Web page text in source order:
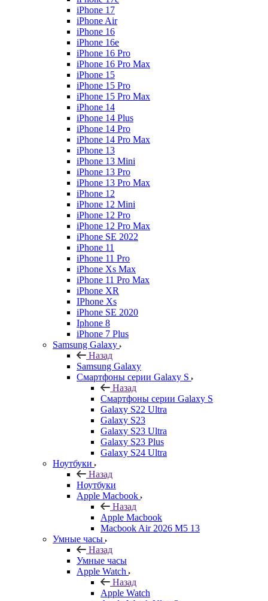
iPhone 17
iPhone Air
iPhone 16
iPhone 16e
iPhone 16 Pro
iPhone 16 Pro Max
iPhone 15
iPhone 15 Pro
iPhone 15 Pro Max
iPhone 14
iPhone 14 Plus
iPhone 14 Pro
iPhone 14 Pro Max
iPhone 13
iPhone 13 Mini
iPhone 13 Pro
iPhone 13 Pro Max
iPhone 12
iPhone 12 Mini
iPhone 12 Pro
iPhone 12 Pro Max
iPhone SE 2022
iPhone 11
iPhone 11 Pro
iPhone Xs Max
iPhone 11 Pro Max
iPhone XR
IPhone Xs
iPhone SE 2020
Iphone 8
iPhone 7 Plus
Samsung Galaxy
Назад
Samsung Galaxy
Смартфоны серии Galaxy S
Назад
Смартфоны серии Galaxy S
Galaxy S22 Ultra
Galaxy S23
Galaxy S23 Ultra
Galaxy S23 Plus
Galaxy S24 Ultra
Ноутбуки
Назад
Ноутбуки
Apple Macbook
Назад
Apple Macbook
Macbook Air 2026 M5 13
Умные часы
Назад
Умные часы
Apple Watch
Назад
Apple Watch